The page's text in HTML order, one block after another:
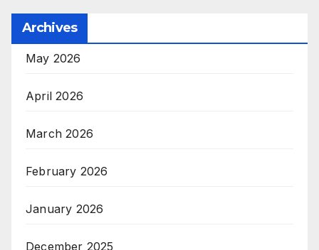
Archives
May 2026
April 2026
March 2026
February 2026
January 2026
December 2025